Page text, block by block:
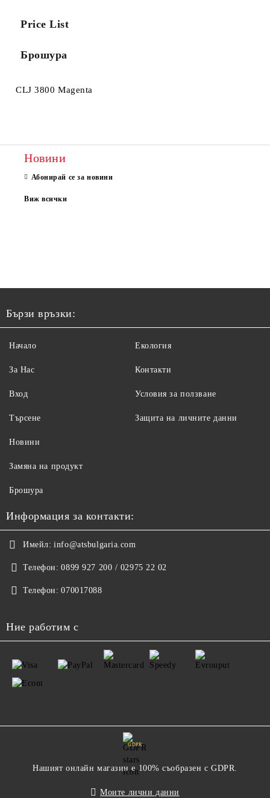
Price List
Брошура
CLJ 3800 Magenta
Новини
Абонирай се за новини
Виж всички
Бързи връзки:
Начало
За Нас
Вход
Търсене
Екология
Контакти
Условия за ползване
Защита на личните данни
Новини
Замяна на продукт
Брошура
Информация за контакти:
Имейл: info@atsbulgaria.com
Телефон: 0899 927 200 / 02975 22 02
Телефон: 070017088
Ние работим с
GDPR
Нашият онлайн магазин е 100% съобразен с GDPR.
Моите лични данни